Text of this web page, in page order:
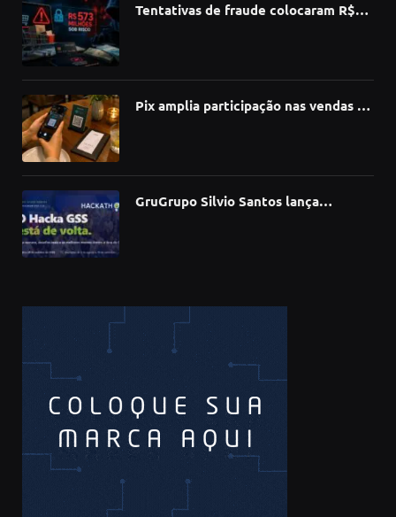
Tentativas de fraude colocaram R$
Pix amplia participação nas vendas de
GruGrupo Silvio Santos lança